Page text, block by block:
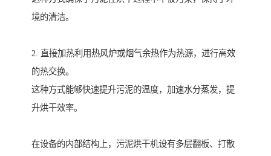
境的清洁。
2. 直接加热利用热风炉或烟气余热作为热源，进行高效
的热交换。
这种方式能够快速提升污泥的温度，加速水分蒸发，提
升烘干效率。
在设备的内部结构上，污泥烘干机设有多层翻板、打散